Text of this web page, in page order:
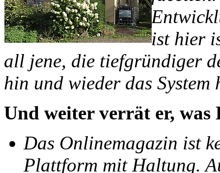
ist hier
all jene, die tiefgründiger
hin und wieder das
Und weiter verrät er,
Das Onlinemagazin ist
Plattform mit Haltung.